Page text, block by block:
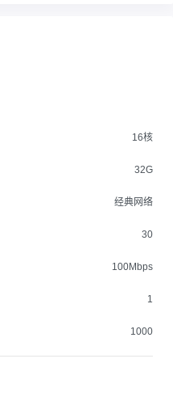
16核
32G
经典网络
30
100Mbps
1
1000